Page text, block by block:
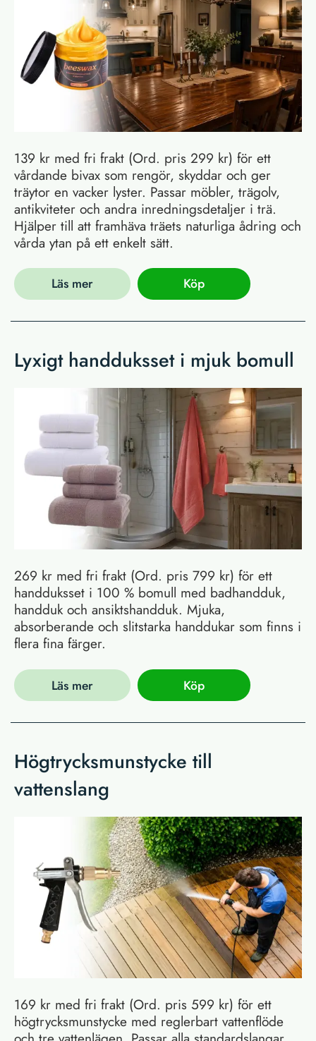
139 kr med fri frakt (Ord. pris 299 kr) för ett
vårdande bivax som rengör, skyddar och ger
träytor en vacker lyster. Passar möbler, trägolv,
antikviteter och andra inredningsdetaljer i trä.
Hjälper till att framhäva träets naturliga ådring och
vårda ytan på ett enkelt sätt.
Läs mer Köp
Lyxigt handduksset i mjuk bomull
269 kr med fri frakt (Ord. pris 799 kr) för ett
handduksset i 100 % bomull med badhandduk,
handduk och ansiktshandduk. Mjuka,
absorberande och slitstarka handdukar som finns i
flera fina färger.
Läs mer Köp
Högtrycksmunstycke till
vattenslang
169 kr med fri frakt (Ord. pris 599 kr) för ett
högtrycksmunstycke med reglerbart vattenflöde